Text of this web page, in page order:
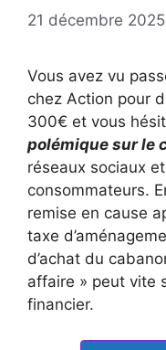
21 décembre 2025
Vous avez vu
chez Action pour
300€ et vous
polémique sur le
réseaux sociaux
consommateurs.
remise en cause
taxe
d’achat du
affaire » peut vite
financier.